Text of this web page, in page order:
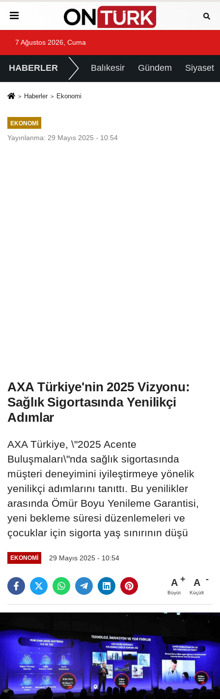
7 Ağustos 2026, Cuma
HABERLER Balıkesir Gündem Siyaset
Haberler Ekonomi
EKONOMI
Yayınlanma: 29 Mayıs 2025 - 10:54
AXA Türkiye'nin 2025 Vizyonu:
Sağlık Sigortasında Yenilikçi
Adımlar
AXA Türkiye, \"2025 Acente
Buluşmaları\"nda sağlık sigortasında
müşteri deneyimini iyileştirmeye yönelik
yenilikçi adımlarını tanıttı. Bu yenilikler
arasında Ömür Boyu Yenileme Garantisi,
yeni bekleme süresi düzenlemeleri ve
çocuklar için sigorta yaş sınırının düşü
EKONOMI 29 Mayıs 2025 - 10:54
A
Büyüt
A
Küçült